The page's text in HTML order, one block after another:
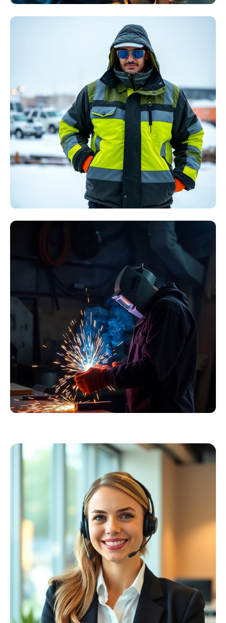
Störlichtbogen
Komplett-Sets
Winter Arbeitskleidung
Essentials
Schweißer
Profiausrüstung
Kollektion ansehen